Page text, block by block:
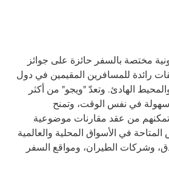
مختصة بالسفر حائزة على جوائز
رائدة للمسافرين المقيمين في دول
الهادئ. وتعدّ "ويجو" من أكثر
في نفس الوقت، وتمنح
من عقد مقارنات موضوعية
في الأسواق المحلية والعالمية
وشركات الطيران، ومواقع السفر